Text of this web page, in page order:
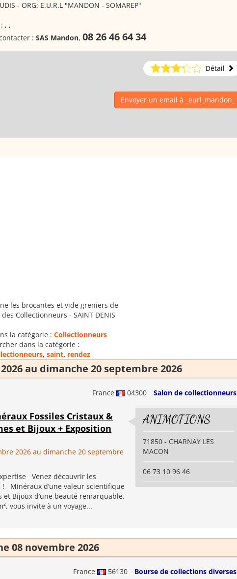
- ORG: E.U.R.L "MANDON - SOMAREP"
, ,
: SAS Mandon, 08 26 46 64 34
Détail
Envoyer un email à _eurl_mandon_
les brocantes et vide greniers de
Collectionneurs - SAINT DENIS
la catégorie : Collectionneurs
dans la catégorie :
, saint, rendez
au dimanche 20 septembre 2026
France 04300 Salon de collectionneurs
Fossiles Cristaux &
et Bijoux + Exposition
2026 au dimanche 20 septembre
Venez découvrir les
Minéraux d’une valeur scientifique
et Bijoux d’une beauté remarquable.
vous invite à un voyage...
ANIMOTIONS
71850 - CHARNAY LES
MACON
06 73 10 96 46
08 novembre 2026
France 56130 Bourse de collections diverses